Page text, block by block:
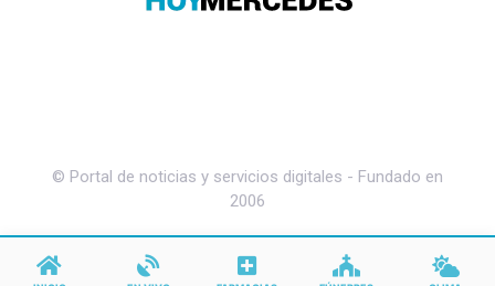
© Portal de noticias y servicios digitales - Fundado en
2006